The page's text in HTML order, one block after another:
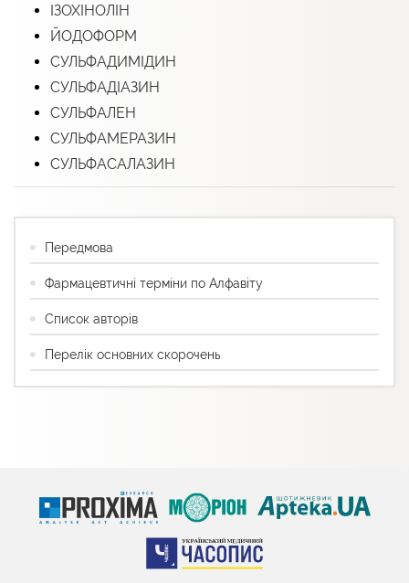
ІЗОХІНОЛІН
ЙОДОФОРМ
СУЛЬФАДИМІДИН
СУЛЬФАДІАЗИН
СУЛЬФАЛЕН
СУЛЬФАМЕРАЗИН
СУЛЬФАСАЛАЗИН
Передмова
Фармацевтичні терміни по Алфавіту
Список авторів
Перелік основних скорочень